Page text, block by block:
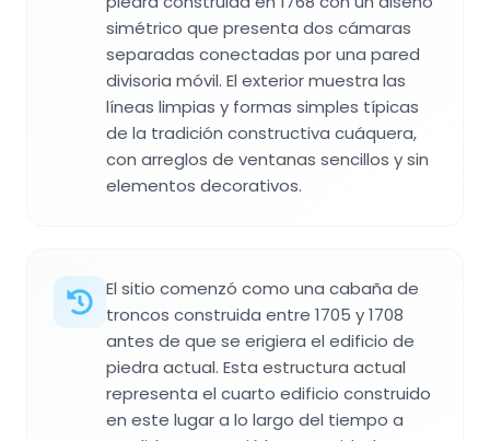
simétrico que presenta dos cámaras
separadas conectadas por una pared
divisoria móvil. El exterior muestra las
líneas limpias y formas simples típicas
de la tradición constructiva cuáquera,
con arreglos de ventanas sencillos y sin
elementos decorativos.
El sitio comenzó como una cabaña de
troncos construida entre 1705 y 1708
antes de que se erigiera el edificio de
piedra actual. Esta estructura actual
representa el cuarto edificio construido
en este lugar a lo largo del tiempo a